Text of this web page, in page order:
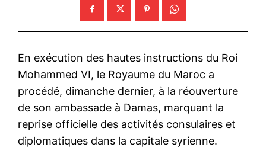
En exécution des hautes instructions du Roi
Mohammed VI, le Royaume du Maroc a
procédé, dimanche dernier, à la réouverture
de son ambassade à Damas, marquant la
reprise officielle des activités consulaires et
diplomatiques dans la capitale syrienne.